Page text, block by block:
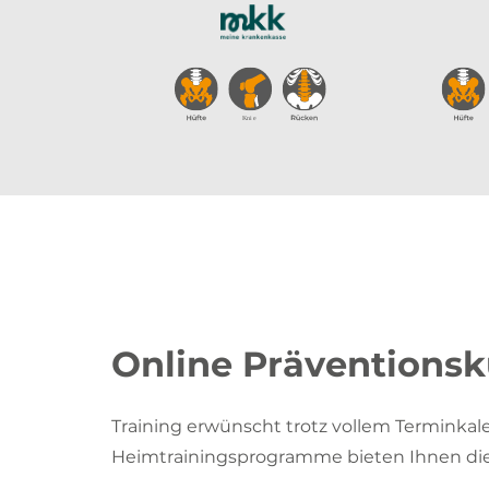
Online
Training erwünscht trotz vollem
Heimtrainingsprogramme bieten Ihnen